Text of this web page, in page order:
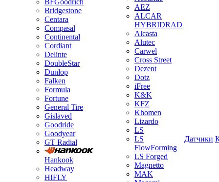
BFGoodrich
Bridgestone
Centara
Compasal
Continental
Cordiant
Delinte
DoubleStar
Dunlop
Falken
Formula
Fortune
General Tire
Gislaved
Goodride
Goodyear
GT Radial
Hankook
Headway
HIFLY
AEZ
ALCAR
HYBRIDRAD
Alcasta
Alutec
Carwel
Cross Street
Dezent
Dotz
iFree
K&K
KFZ
Khomen
Lizardo
LS
LS
FlowForming
LS Forged
Magnetto
MAK
Датчики